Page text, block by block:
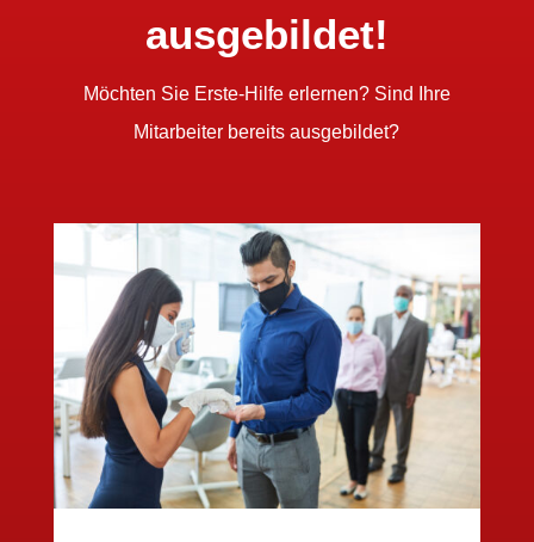
ausgebildet!
Möchten Sie Erste-Hilfe erlernen? Sind Ihre
Mitarbeiter bereits ausgebildet?